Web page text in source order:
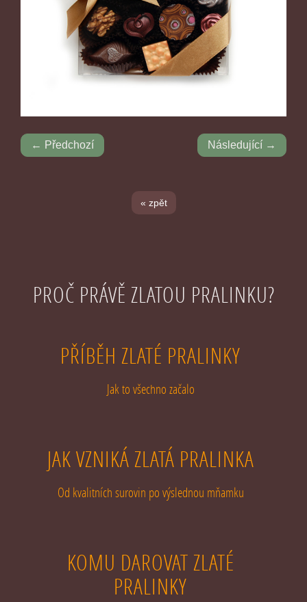
← Předchozí Následující →
« zpět
PROČ PRÁVĚ ZLATOU PRALINKU?
PŘÍBĚH ZLATÉ PRALINKY
Jak to všechno začalo
JAK VZNIKÁ ZLATÁ PRALINKA
Od kvalitních surovin po výslednou mňamku
KOMU DAROVAT ZLATÉ
PRALINKY